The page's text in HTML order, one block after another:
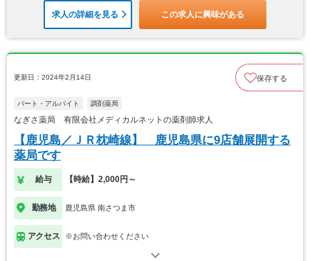
求人の詳細を見る この求人に興味がある
更新日：2024年2月14日 保存する
パート・アルバイト 調剤薬局
なぎさ薬局 有限会社メディカルネットの薬剤師求人
【鹿児島／ＪＲ枕崎線】 鹿児島県に9店舗展開する
薬局です
給与 【時給】2,000円～
勤務地 鹿児島県 南さつま市
アクセス ※お問い合わせください